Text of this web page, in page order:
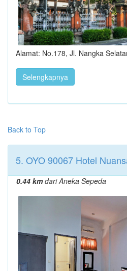
Alamat: No.178, Jl. Nangka
Selengkapnya
Back to Top
5. OYO 90067 Hotel
0.44 kmdari Aneka Sepeda